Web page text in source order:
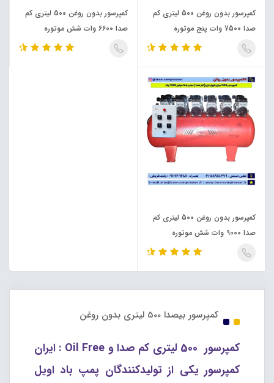
کمپرسور بدون روغن 500 لیتری کم
صدا 7500 وات پنج موتوره
کمپرسور بدون روغن 500 لیتری کم
صدا 6600 وات شش موتوره
کمپرسور بدون روغن 500 لیتری کم
صدا 9000 وات شش موتوره
کمپرسور بیصدا 500 لیتری بدون روغن
کمپرسور 500 لیتری کم صدا و Oil Free : ایران
کمپرسور یکی از تولیدکنندگان پمپ باد اویل